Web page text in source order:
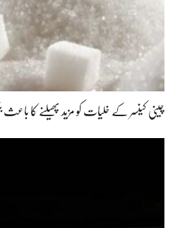
چینی کینسر کے خلیات کو مزید پھیلنے کا